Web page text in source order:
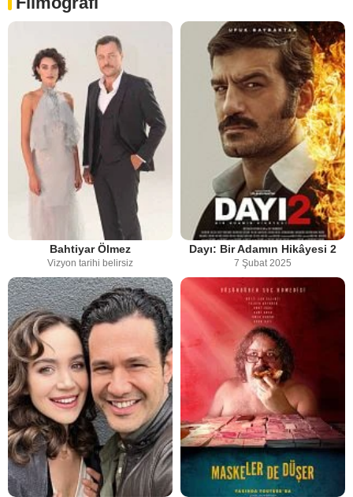
Bahtiyar Ölmez
Vizyon tarihi belirsiz
Dayı: Bir Adamın Hikâyesi 2
7 Şubat 2025